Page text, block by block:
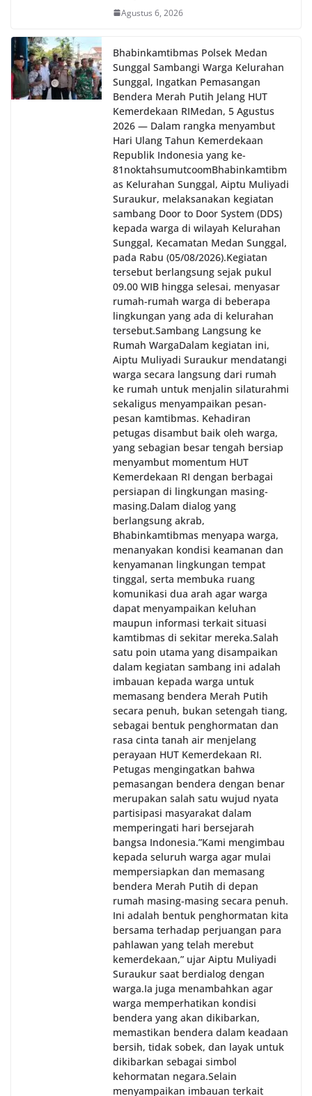
Agustus 6, 2026
Bhabinkamtibmas Polsek Medan
Sunggal Sambangi Warga Kelurahan
Sunggal, Ingatkan Pemasangan
Bendera Merah Putih Jelang HUT
Kemerdekaan RI‎‎Medan, 5 Agustus
2026 — Dalam rangka menyambut
Hari Ulang Tahun Kemerdekaan
Republik Indonesia yang ke-
81noktahsumutcoomBhabinkamtibm
as Kelurahan Sunggal, Aiptu Muliyadi
Suraukur, melaksanakan kegiatan
sambang Door to Door System (DDS)
kepada warga di wilayah Kelurahan
Sunggal, Kecamatan Medan Sunggal,
pada Rabu (05/08/2026).‎‎Kegiatan
tersebut berlangsung sejak pukul
09.00 WIB hingga selesai, menyasar
rumah-rumah warga di beberapa
lingkungan yang ada di kelurahan
tersebut.‎Sambang Langsung ke
Rumah Warga‎Dalam kegiatan ini,
Aiptu Muliyadi Suraukur mendatangi
warga secara langsung dari rumah
ke rumah untuk menjalin silaturahmi
sekaligus menyampaikan pesan-
pesan kamtibmas. Kehadiran
petugas disambut baik oleh warga,
yang sebagian besar tengah bersiap
menyambut momentum HUT
Kemerdekaan RI dengan berbagai
persiapan di lingkungan masing-
masing.‎Dalam dialog yang
berlangsung akrab,
Bhabinkamtibmas menyapa warga,
menanyakan kondisi keamanan dan
kenyamanan lingkungan tempat
tinggal, serta membuka ruang
komunikasi dua arah agar warga
dapat menyampaikan keluhan
maupun informasi terkait situasi
kamtibmas di sekitar mereka.‎‎‎Salah
satu poin utama yang disampaikan
dalam kegiatan sambang ini adalah
imbauan kepada warga untuk
memasang bendera Merah Putih
secara penuh, bukan setengah tiang,
sebagai bentuk penghormatan dan
rasa cinta tanah air menjelang
perayaan HUT Kemerdekaan RI.
Petugas mengingatkan bahwa
pemasangan bendera dengan benar
merupakan salah satu wujud nyata
partisipasi masyarakat dalam
memperingati hari bersejarah
bangsa Indonesia.‎‎”Kami mengimbau
kepada seluruh warga agar mulai
mempersiapkan dan memasang
bendera Merah Putih di depan
rumah masing-masing secara penuh.
Ini adalah bentuk penghormatan kita
bersama terhadap perjuangan para
pahlawan yang telah merebut
kemerdekaan,” ujar Aiptu Muliyadi
Suraukur saat berdialog dengan
warga.‎‎Ia juga menambahkan agar
warga memperhatikan kondisi
bendera yang akan dikibarkan,
memastikan bendera dalam keadaan
bersih, tidak sobek, dan layak untuk
dikibarkan sebagai simbol
kehormatan negara.‎‎‎Selain
menyampaikan imbauan terkait